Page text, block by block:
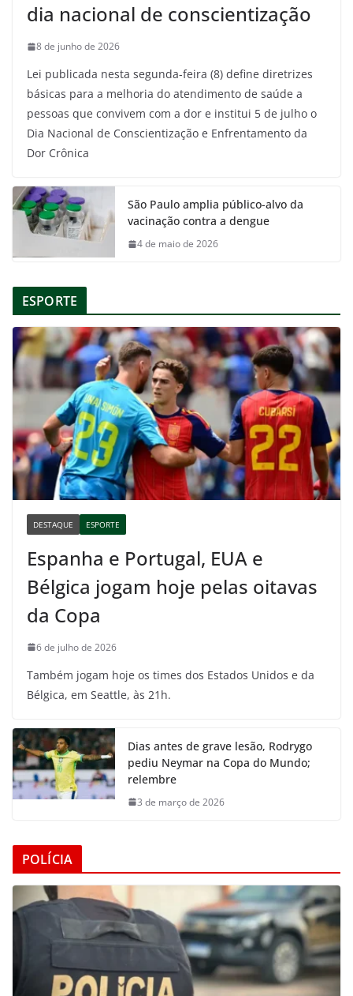
dia nacional de conscientização
8 de junho de 2026
Lei publicada nesta segunda-feira (8) define diretrizes
básicas para a melhoria do atendimento de saúde a
pessoas que convivem com a dor e institui 5 de julho o
Dia Nacional de Conscientização e Enfrentamento da
Dor Crônica
São Paulo amplia público-alvo da
vacinação contra a dengue
4 de maio de 2026
ESPORTE
DESTAQUE ESPORTE
Espanha e Portugal, EUA e
Bélgica jogam hoje pelas oitavas
da Copa
6 de julho de 2026
Também jogam hoje os times dos Estados Unidos e da
Bélgica, em Seattle, às 21h.
Dias antes de grave lesão, Rodrygo
pediu Neymar na Copa do Mundo;
relembre
3 de março de 2026
POLÍCIA